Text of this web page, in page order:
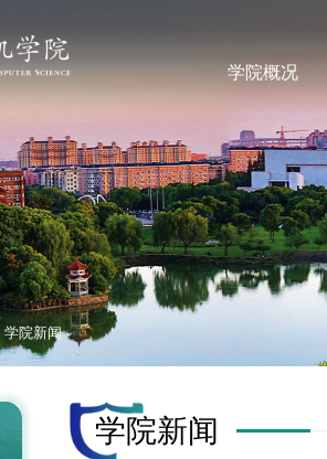
学院概况
学院新闻
学院新闻